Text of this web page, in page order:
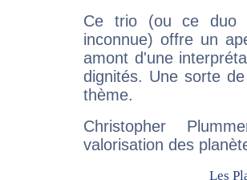
Ce trio (ou ce duo
inconnue) offre un
amont d'une
dignités. Une sorte
thème.
Christopher
valorisation des